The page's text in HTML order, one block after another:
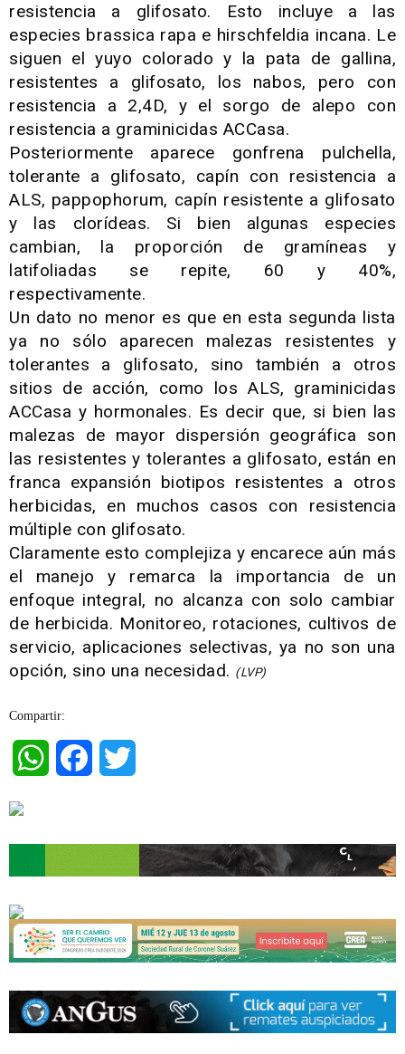
resistencia a glifosato. Esto incluye a las
especies brassica rapa e hirschfeldia incana. Le
siguen el yuyo colorado y la pata de gallina,
resistentes a glifosato, los nabos, pero con
resistencia a 2,4D, y el sorgo de alepo con
resistencia a graminicidas ACCasa.
Posteriormente aparece gonfrena pulchella,
tolerante a glifosato, capín con resistencia a
ALS, pappophorum, capín resistente a glifosato
y las clorídeas. Si bien algunas especies
cambian, la proporción de gramíneas y
latifoliadas se repite, 60 y 40%,
respectivamente.
Un dato no menor es que en esta segunda lista
ya no sólo aparecen malezas resistentes y
tolerantes a glifosato, sino también a otros
sitios de acción, como los ALS, graminicidas
ACCasa y hormonales. Es decir que, si bien las
malezas de mayor dispersión geográfica son
las resistentes y tolerantes a glifosato, están en
franca expansión biotipos resistentes a otros
herbicidas, en muchos casos con resistencia
múltiple con glifosato.
Claramente esto complejiza y encarece aún más
el manejo y remarca la importancia de un
enfoque integral, no alcanza con solo cambiar
de herbicida. Monitoreo, rotaciones, cultivos de
servicio, aplicaciones selectivas, ya no son una
opción, sino una necesidad. (LVP)
Compartir:
WhatsAppFacebook